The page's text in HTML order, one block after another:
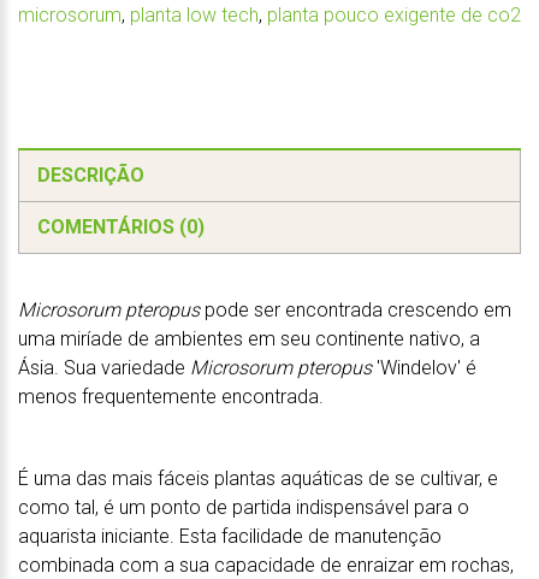
microsorum, planta low tech, planta pouco exigente de co2
DESCRIÇÃO
COMENTÁRIOS (0)
Microsorum pteropuspode ser encontrada crescendo em
uma miríade de ambientes em seu continente nativo, a
Ásia. Sua variedade Microsorum pteropus'Windelov' é
menos frequentemente encontrada.
É uma das mais fáceis plantas aquáticas de se cultivar, e
como tal, é um ponto de partida indispensável para o
aquarista iniciante. Esta facilidade de manutenção
combinada com a sua capacidade de enraizar em rochas,